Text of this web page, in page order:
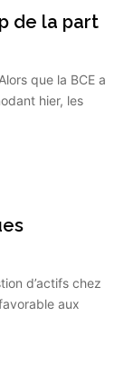
de la part
que la BCE a
hier, les
d’actifs chez
aux